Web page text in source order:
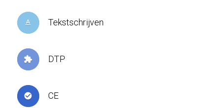
text_format Tekstschrijven
extension DTP
check_circle CE